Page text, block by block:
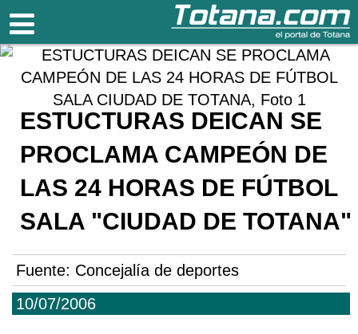
Totana.com
10/07/2006
ESTUCTURAS DEICAN SE
PROCLAMA CAMPEÓN DE
LAS 24 HORAS DE FÚTBOL
SALA "CIUDAD DE TOTANA"
Fuente: Concejalía de deportes